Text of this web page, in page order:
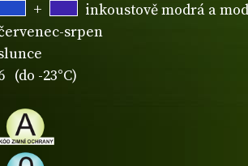
+
inkoustově modrá a
srpen
(do -23°C)